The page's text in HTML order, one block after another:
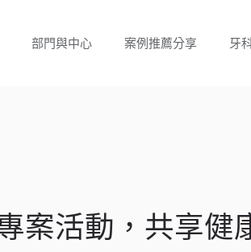
部門與中心 案例推薦分享 牙
案活動，共享健